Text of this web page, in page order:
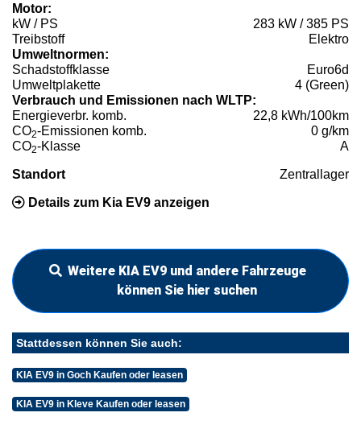
Motor:
kW / PS
283 kW / 385 PS
Treibstoff
Elektro
Umweltnormen:
Schadstoffklasse
Euro6d
Umweltplakette
4 (Green)
Verbrauch und Emissionen nach WLTP:
Energieverbr. komb.
22,8 kWh/100km
CO2-Emissionen komb.
0 g/km
CO2-Klasse A
Standort Zentrallager
Details zum Kia EV9 anzeigen
Weitere KIA EV9 und andere Fahrzeuge
können Sie hier suchen
Stattdessen können Sie auch:
KIA EV9 in Goch Kaufen oder leasen
KIA EV9 in Kleve Kaufen oder leasen